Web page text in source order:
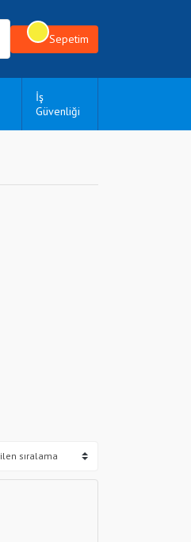
Sepetim
İş
Güvenliği